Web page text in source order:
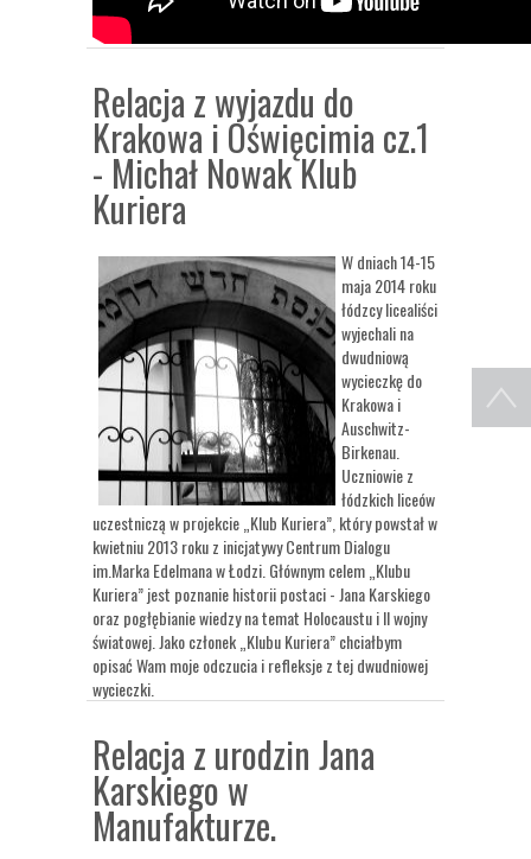
Relacja z wyjazdu do
Krakowa i Oświęcimia cz.1
- Michał Nowak Klub
Kuriera
W dniach 14-15
maja 2014 roku
łódzcy licealiści
wyjechali na
dwudniową
wycieczkę do
Krakowa i
Auschwitz-
Birkenau.
Uczniowie z
łódzkich liceów
uczestniczą w projekcie „Klub Kuriera”, który powstał w
kwietniu 2013 roku z inicjatywy Centrum Dialogu
im.Marka Edelmana w Łodzi. Głównym celem „Klubu
Kuriera” jest poznanie historii postaci - Jana Karskiego
oraz pogłębianie wiedzy na temat Holocaustu i II wojny
światowej. Jako członek „Klubu Kuriera” chciałbym
opisać Wam moje odczucia i refleksje z tej dwudniowej
wycieczki.
Relacja z urodzin Jana
Karskiego w
Manufakturze.